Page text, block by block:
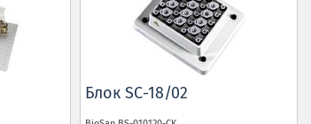
Блок SC-18/02